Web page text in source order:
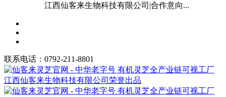
江西仙客来生物科技有限公司|合作意向...
联系电话：0792-211-8801